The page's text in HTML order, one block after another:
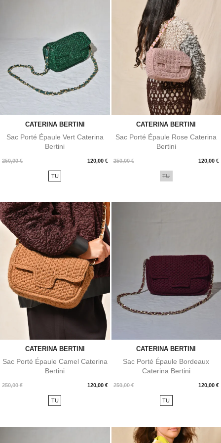
CATERINA BERTINI
Sac Porté Épaule Vert Caterina
Bertini
250,00 € 120,00 €
Prix
TU
CATERINA BERTINI
Sac Porté Épaule Rose Caterina
Bertini
250,00 € 120,00 €
Prix
TU
CATERINA BERTINI
Sac Porté Épaule Camel Caterina
Bertini
250,00 € 120,00 €
Prix
TU
CATERINA BERTINI
Sac Porté Épaule Bordeaux
Caterina Bertini
250,00 € 120,00 €
Prix
TU